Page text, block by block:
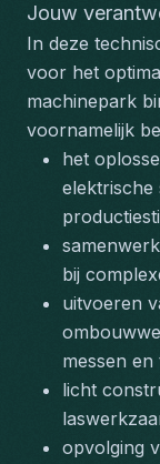
Jouw
In deze
voor het
machinepark
voornamelijk
het
elektrische
bij
uitvoeren
messen
licht
opvolging